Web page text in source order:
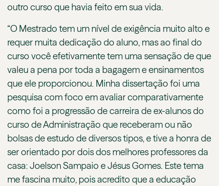
outro curso que havia feito em sua vida.
“O Mestrado tem um nível de exigência muito alto e
requer muita dedicação do aluno, mas ao final do
curso você efetivamente tem uma sensação de que
valeu a pena por toda a bagagem e ensinamentos
que ele proporcionou. Minha dissertação foi uma
pesquisa com foco em avaliar comparativamente
como foi a progressão de carreira de ex-alunos do
curso de Administração que receberam ou não
bolsas de estudo de diversos tipos, e tive a honra de
ser orientado por dois dos melhores professores da
casa: Joelson Sampaio e Jésus Gomes. Este tema
me fascina muito, pois acredito que a educação